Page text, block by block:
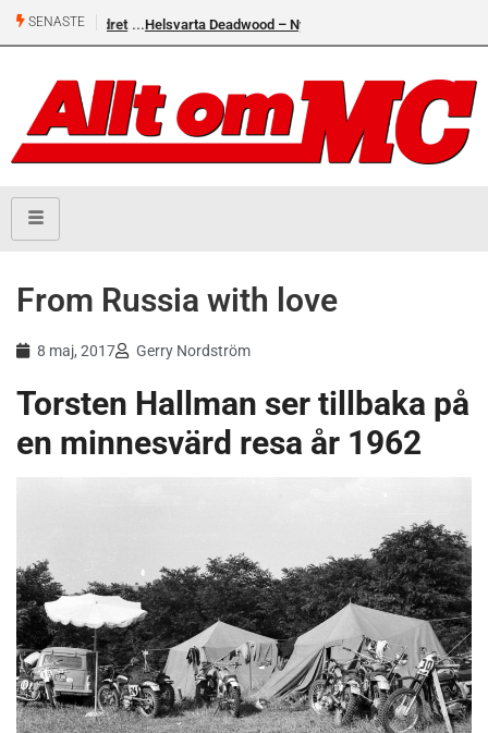
SENASTE Helsvarta Deadwood – Ny cruiser från H-D
From Russia with love
8 maj, 2017 Gerry Nordström
Torsten Hallman ser tillbaka på
en minnesvärd resa år 1962